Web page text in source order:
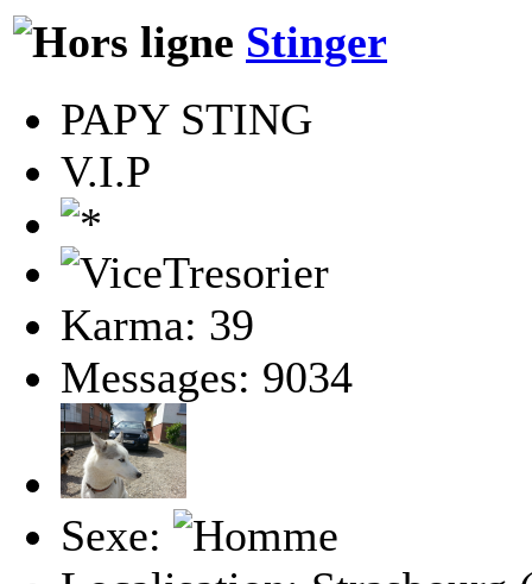
Stinger
PAPY STING
V.I.P
Karma: 39
Messages: 9034
Sexe: